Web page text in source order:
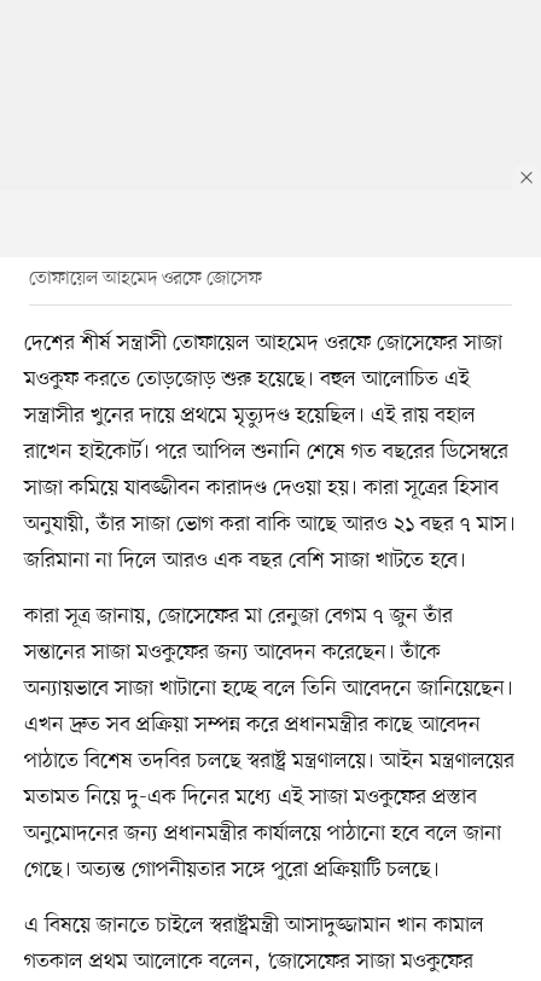
তোফায়েল আহমেদ ওরফে জোসেফ
দেশের শীর্ষ সন্ত্রাসী তোফায়েল আহমেদ ওরফে জোসেফের সাজা
মওকুফ করতে তোড়জোড় শুরু হয়েছে। বহুল আলোচিত এই
সন্ত্রাসীর খুনের দায়ে প্রথমে মৃত্যুদণ্ড হয়েছিল। এই রায় বহাল
রাখেন হাইকোর্ট। পরে আপিল শুনানি শেষে গত বছরের ডিসেম্বরে
সাজা কমিয়ে যাবজ্জীবন কারাদণ্ড দেওয়া হয়। কারা সূত্রের হিসাব
অনুযায়ী, তাঁর সাজা ভোগ করা বাকি আছে আরও ২১ বছর ৭ মাস।
জরিমানা না দিলে আরও এক বছর বেশি সাজা খাটতে হবে।
কারা সূত্র জানায়, জোসেফের মা রেনুজা বেগম ৭ জুন তাঁর
সন্তানের সাজা মওকুফের জন্য আবেদন করেছেন। তাঁকে
অন্যায়ভাবে সাজা খাটানো হচ্ছে বলে তিনি আবেদনে জানিয়েছেন।
এখন দ্রুত সব প্রক্রিয়া সম্পন্ন করে প্রধানমন্ত্রীর কাছে আবেদন
পাঠাতে বিশেষ তদবির চলছে স্বরাষ্ট্র মন্ত্রণালয়ে। আইন মন্ত্রণালয়ের
মতামত নিয়ে দু-এক দিনের মধ্যে এই সাজা মওকুফের প্রস্তাব
অনুমোদনের জন্য প্রধানমন্ত্রীর কার্যালয়ে পাঠানো হবে বলে জানা
গেছে। অত্যন্ত গোপনীয়তার সঙ্গে পুরো প্রক্রিয়াটি চলছে।
এ বিষয়ে জানতে চাইলে স্বরাষ্ট্রমন্ত্রী আসাদুজ্জামান খান কামাল
গতকাল প্রথম আলোকে বলেন, ‘জোসেফের সাজা মওকুফের